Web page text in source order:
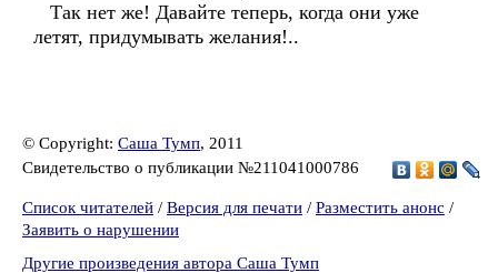
Так нет же! Давайте теперь, когда они уже
летят, придумывать желания!..
© Copyright: Саша Тумп, 2011
Свидетельство о публикации №211041000786
Список читателей / Версия для печати / Разместить анонс /
Заявить о нарушении
Другие произведения автора Саша Тумп